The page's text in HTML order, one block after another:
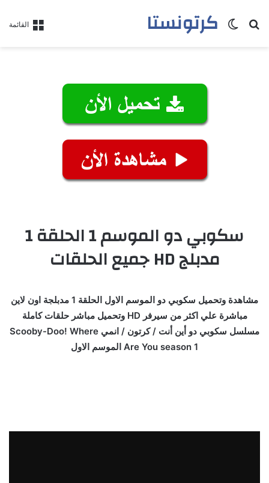
القائمة كرتونستابحث عنالوضع المظلم
سكوبي دو الموسم 1 الحلقة 1
مدبلج HD جميع الحلقات
مشاهدة وتحميل سكوبي دو الموسم الاول الحلقة 1 مدبلجة اون لاين
مباشرة علي اكثر من سيرفر HD وتحميل مباشر حلقات كاملة
مسلسل سكوبي دو أين أنت / كرتون / انمي Scooby-Doo! Where
Are You season 1 الموسم الاول